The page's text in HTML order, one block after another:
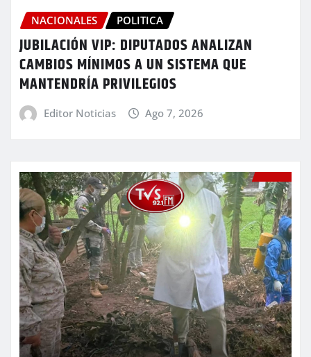
NACIONALES POLITICA
JUBILACIÓN VIP: DIPUTADOS ANALIZAN
CAMBIOS MÍNIMOS A UN SISTEMA QUE
MANTENDRÍA PRIVILEGIOS
Editor Noticias Ago 7, 2026